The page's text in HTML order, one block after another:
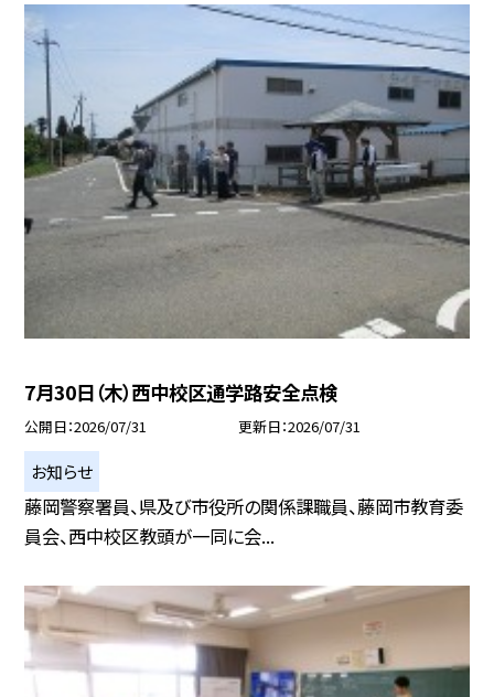
7月30日（木）西中校区通学路安全点検
公開日 2026/07/31 更新日 2026/07/31
お知らせ
藤岡警察署員、県及び市役所の関係課職員、藤岡市教育委
員会、西中校区教頭が一同に会...